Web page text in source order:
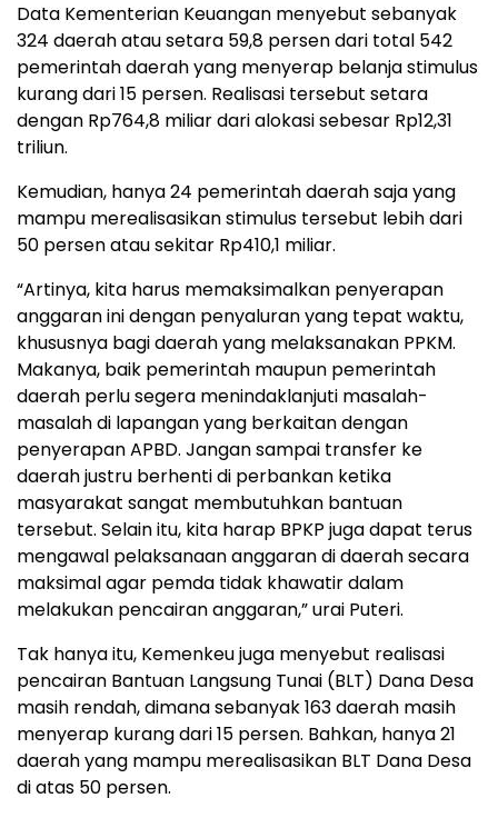
Data Kementerian Keuangan menyebut sebanyak
324 daerah atau setara 59,8 persen dari total 542
pemerintah daerah yang menyerap belanja stimulus
kurang dari 15 persen. Realisasi tersebut setara
dengan Rp764,8 miliar dari alokasi sebesar Rp12,31
triliun.
Kemudian, hanya 24 pemerintah daerah saja yang
mampu merealisasikan stimulus tersebut lebih dari
50 persen atau sekitar Rp410,1 miliar.
“Artinya, kita harus memaksimalkan penyerapan
anggaran ini dengan penyaluran yang tepat waktu,
khususnya bagi daerah yang melaksanakan PPKM.
Makanya, baik pemerintah maupun pemerintah
daerah perlu segera menindaklanjuti masalah-
masalah di lapangan yang berkaitan dengan
penyerapan APBD. Jangan sampai transfer ke
daerah justru berhenti di perbankan ketika
masyarakat sangat membutuhkan bantuan
tersebut. Selain itu, kita harap BPKP juga dapat terus
mengawal pelaksanaan anggaran di daerah secara
maksimal agar pemda tidak khawatir dalam
melakukan pencairan anggaran,” urai Puteri.
Tak hanya itu, Kemenkeu juga menyebut realisasi
pencairan Bantuan Langsung Tunai (BLT) Dana Desa
masih rendah, dimana sebanyak 163 daerah masih
menyerap kurang dari 15 persen. Bahkan, hanya 21
daerah yang mampu merealisasikan BLT Dana Desa
di atas 50 persen.